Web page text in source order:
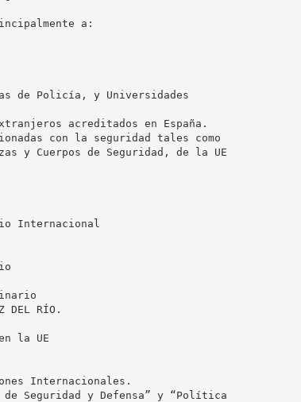
a:
de Policía, y Universidades
acreditados en España.
con la seguridad tales como
y Cuerpos de Seguridad, de la UE
Internacional
DEL RÍO.
la UE
Internacionales.
Seguridad y Defensa” y “Política